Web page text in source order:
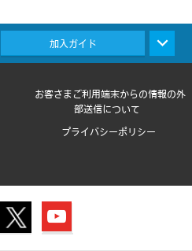
加入ガイド
お客さまご利用端末からの情報の外
部送信について
プライバシーポリシー